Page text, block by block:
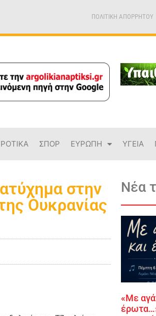
ΠΟΛΙΤΙΚΗ ΑΠΟΡΡΗΤΟΥ
ΣΠΟΡ ΕΥΡΩΠΗ ΥΓΕΙΑ
στην
Ουκρανίας
Νέα
«Με